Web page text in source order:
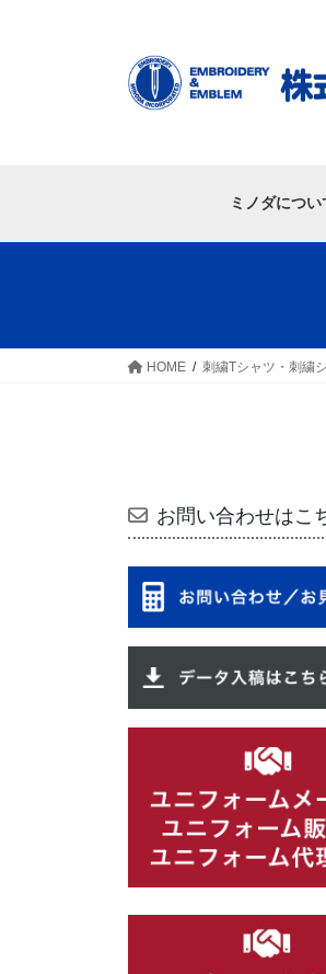
ミノダについ
HOME 刺繍Tシャツ・刺繍
お問い合わせはこ